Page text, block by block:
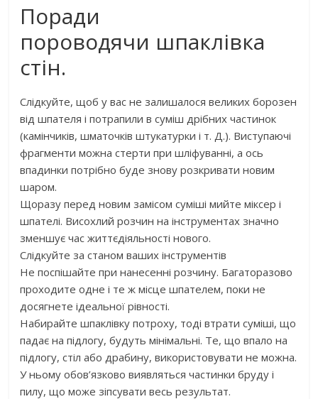
Поради
пороводячи шпаклівка
стін.
Слідкуйте, щоб у вас не залишалося великих борозен
від шпателя і потрапили в суміш дрібних частинок
(камінчиків, шматочків штукатурки і т. Д.). Виступаючі
фрагменти можна стерти при шліфуванні, а ось
впадинки потрібно буде знову розкривати новим
шаром.
Щоразу перед новим замісом суміші мийте міксер і
шпателі. Висохлий розчин на інструментах значно
зменшує час життєдіяльності нового.
Слідкуйте за станом ваших інструментів
Не поспішайте при нанесенні розчину. Багаторазово
проходите одне і те ж місце шпателем, поки не
досягнете ідеальної рівності.
Набирайте шпаклівку потроху, тоді втрати суміші, що
падає на підлогу, будуть мінімальні. Те, що впало на
підлогу, стіл або драбину, використовувати не можна.
У ньому обов’язково виявляться частинки бруду і
пилу, що може зіпсувати весь результат.